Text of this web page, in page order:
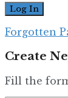
Forgotten
Create
Fill the